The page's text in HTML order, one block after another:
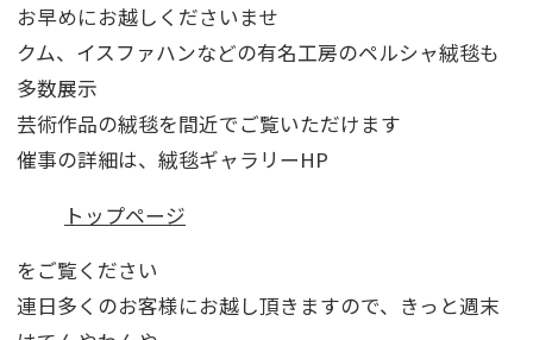
お早めにお越しくださいませ
クム、イスファハンなどの有名工房のペルシャ絨毯も
多数展示
芸術作品の絨毯を間近でご覧いただけます
催事の詳細は、絨毯ギャラリーHP
トップページ
をご覧ください
連日多くのお客様にお越し頂きますので、きっと週末